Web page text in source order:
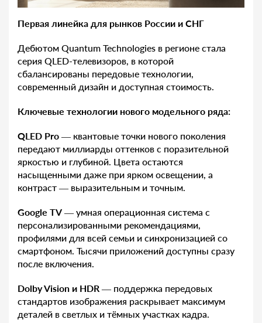
Первая линейка для рынков России и СНГ
Дебютом Quantum Technologies в регионе стала
серия QLED-телевизоров, в которой
сбалансированы передовые технологии,
современный дизайн и доступная стоимость.
Ключевые технологии нового модельного ряда:
QLED Pro — квантовые точки нового поколения
передают миллиарды оттенков с поразительной
яркостью и глубиной. Цвета остаются
насыщенными даже при ярком освещении, а
контраст — выразительным и точным.
Google TV — умная операционная система с
персонализированными рекомендациями,
профилями для всей семьи и синхронизацией со
смартфоном. Тысячи приложений доступны сразу
после включения.
Dolby Vision и HDR — поддержка передовых
стандартов изображения раскрывает максимум
деталей в светлых и тёмных участках кадра.